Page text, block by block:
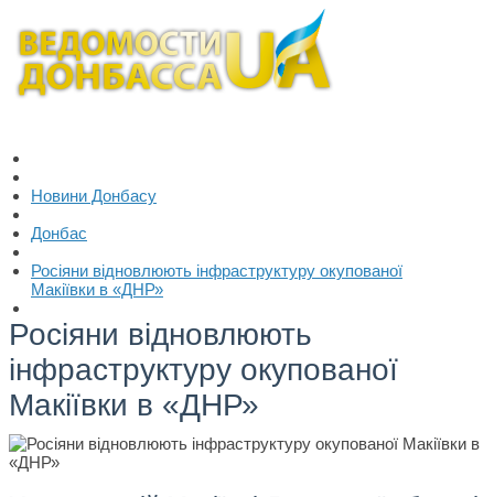
Новини Донбасу
Донбас
Росіяни відновлюють інфраструктуру окупованої
Макіївки в «ДНР»
Росіяни відновлюють
інфраструктуру окупованої
Макіївки в «ДНР»